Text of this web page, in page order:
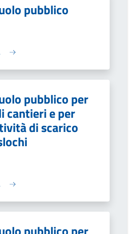
pubblico
pubblico per
cantieri e per
di scarico